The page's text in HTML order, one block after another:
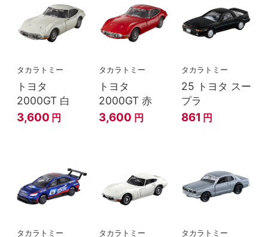
タカラトミー
トヨタ
2000GT 白
3,600 円
タカラトミー
トヨタ
2000GT 赤
3,600 円
タカラトミー
25 トヨタ スー
プラ
861 円
タカラトミー タカラトミー タカラトミー